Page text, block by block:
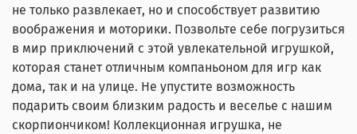
не только развлекает, но и способствует развитию
воображения и моторики. Позвольте себе погрузиться
в мир приключений с этой увлекательной игрушкой,
которая станет отличным компаньоном для игр как
дома, так и на улице. Не упустите возможность
подарить своим близким радость и веселье с нашим
скорпиончиком! Коллекционная игрушка, не